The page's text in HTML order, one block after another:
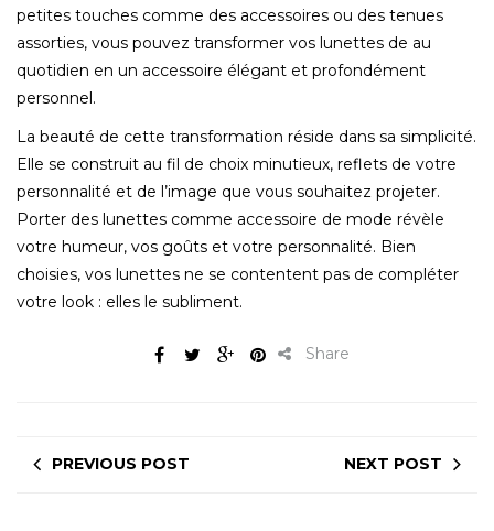
petites touches comme des accessoires ou des tenues
assorties, vous pouvez transformer vos lunettes de au
quotidien en un accessoire élégant et profondément
personnel.
La beauté de cette transformation réside dans sa simplicité.
Elle se construit au fil de choix minutieux, reflets de votre
personnalité et de l’image que vous souhaitez projeter.
Porter des lunettes comme accessoire de mode révèle
votre humeur, vos goûts et votre personnalité. Bien
choisies, vos lunettes ne se contentent pas de compléter
votre look : elles le subliment.
Share
PREVIOUS POST NEXT POST